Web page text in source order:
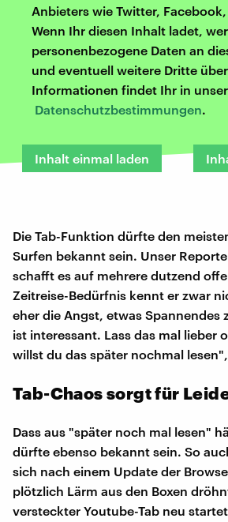
Anbieters wie Twitter,
Wenn Ihr diesen Inhalt ladet,
personenbezogene Daten an
und eventuell weitere Dritte
Informationen findet Ihr in
Datenschutzbestimmungen.
Inhalt einmal laden
Die Tab-Funktion dürfte den
Surfen bekannt sein. Unser
schafft es auf mehrere dutzend
Zeitreise-Bedürfnis kennt er zwar
eher die Angst, etwas Spannendes
ist interessant. Lass das mal lieber
willst du das später nochmal
Tab-Chaos sorgt für
Dass aus "später noch mal lesen"
dürfte ebenso bekannt sein. So
sich nach einem Update der
plötzlich Lärm aus den Boxen
versteckter Youtube-Tab neu